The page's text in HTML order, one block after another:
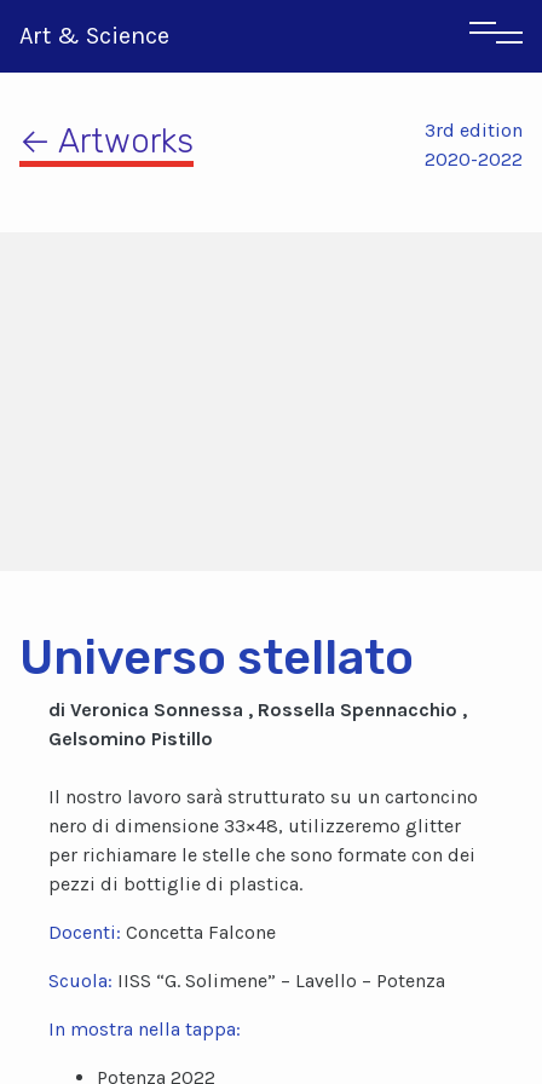
Art & Science
← Artworks
3rd edition
2020-2022
Universo stellato
di Veronica Sonnessa , Rossella Spennacchio ,
Gelsomino Pistillo
Il nostro lavoro sarà strutturato su un cartoncino
nero di dimensione 33×48, utilizzeremo glitter
per richiamare le stelle che sono formate con dei
pezzi di bottiglie di plastica.
Docenti: Concetta Falcone
Scuola: IISS “G. Solimene” – Lavello – Potenza
In mostra nella tappa:
Potenza 2022